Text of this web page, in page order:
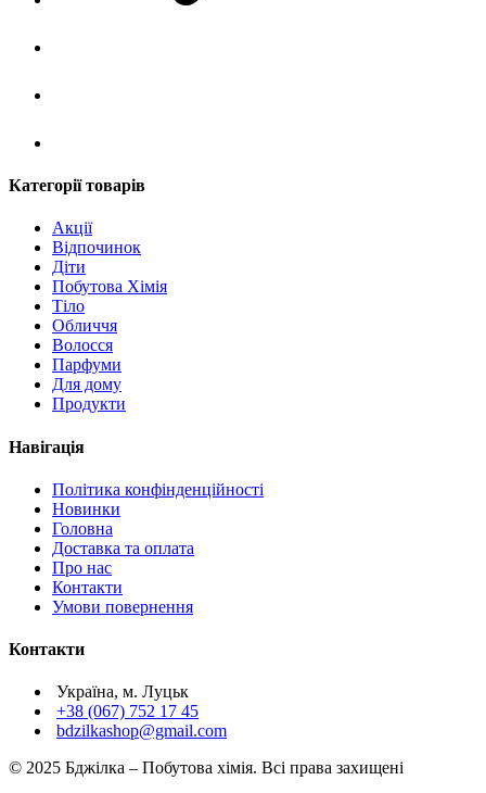
Категорії товарів
Акції
Відпочинок
Діти
Побутова Хімія
Тіло
Обличчя
Волосся
Парфуми
Для дому
Продукти
Навігація
Політика конфінденційності
Новинки
Головна
Доставка та оплата
Про нас
Контакти
Умови повернення
Контакти
Україна, м. Луцьк
+38 (067) 752 17 45
bdzilkashop@gmail.com
© 2025 Бджілка – Побутова хімія. Всі права захищені